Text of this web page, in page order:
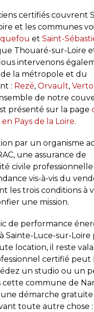
certifiés couvrent
et les communes
et Saint-
Thouaré-sur-Loire
intervenons
de la métropole et du
: Rezé, Orvault,
de notre
présenté sur la page
Pays de la Loire.
par un organisme
une assurance de
civile
vis-à-vis du
les trois conditions à
une mission.
de performance
Sainte-Luce-sur-
location, il reste
certifié peut
un studio ou un
cette commune de
démarche
toute autre chose :